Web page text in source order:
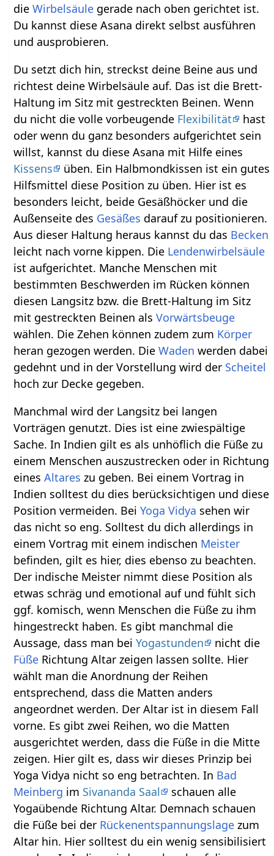
dieWirbelsäule gerade nach oben gerichtet ist.
Du kannst diese Asana direkt selbst ausführen
und ausprobieren.
Du setzt dich hin, streckst deine Beine aus und
richtest deine Wirbelsäule auf. Das ist die Brett-
Haltung im Sitz mit gestreckten Beinen. Wenn
du nicht die volle vorbeugende Flexibilität
hast
oder wenn du ganz besonders aufgerichtet sein
willst, kannst du diese Asana mit Hilfe eines
Kissens
üben. Ein Halbmondkissen ist ein gutes
Hilfsmittel diese Position zu üben. Hier ist es
besonders leicht, beide Gesäßhöcker und die
Außenseite des Gesäßes darauf zu positionieren.
Aus dieser Haltung heraus kannst du das Becken
leicht nach vorne kippen. Die Lendenwirbelsäule
ist aufgerichtet. Manche Menschen mit
bestimmten Beschwerden im Rücken können
diesen Langsitz bzw. die Brett-Haltung im Sitz
mit gestreckten Beinen alsVorwärtsbeuge
wählen. Die Zehen können zudem zum Körper
heran gezogen werden. DieWaden werden dabei
gedehnt und in der Vorstellung wird der Scheitel
hoch zur Decke gegeben.
Manchmal wird der Langsitz bei langen
Vorträgen genutzt. Dies ist eine zwiespältige
Sache. In Indien gilt es als unhöflich die Füße zu
einem Menschen auszustrecken oder in Richtung
einesAltares zu geben. Bei einem Vortrag in
Indien solltest du dies berücksichtigen und diese
Position vermeiden. BeiYoga Vidya sehen wir
das nicht so eng. Solltest du dich allerdings in
einem Vortrag mit einem indischen Meister
befinden, gilt es hier, dies ebenso zu beachten.
Der indische Meister nimmt diese Position als
etwas schräg und emotional auf und fühlt sich
ggf. komisch, wenn Menschen die Füße zu ihm
hingestreckt haben. Es gibt manchmal die
Aussage, dass man beiYogastunden
nicht die
Füße Richtung Altar zeigen lassen sollte. Hier
wählt man die Anordnung der Reihen
entsprechend, dass die Matten anders
angeordnet werden. Der Altar ist in diesem Fall
vorne. Es gibt zwei Reihen, wo die Matten
ausgerichtet werden, dass die Füße in die Mitte
zeigen. Hier gilt es, dass wir dieses Prinzip bei
Yoga Vidya nicht so eng betrachten. In Bad
Meinberg im Sivananda Saal
schauen alle
Yogaübende Richtung Altar. Demnach schauen
die Füße bei der Rückenentspannungslage zum
Altar hin. Hier solltest du ein wenig sensibilisiert